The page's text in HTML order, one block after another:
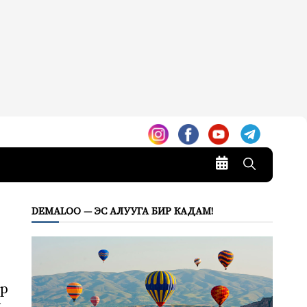
DEMALOO — ЭС АЛУУГА БИР КАДАМ!